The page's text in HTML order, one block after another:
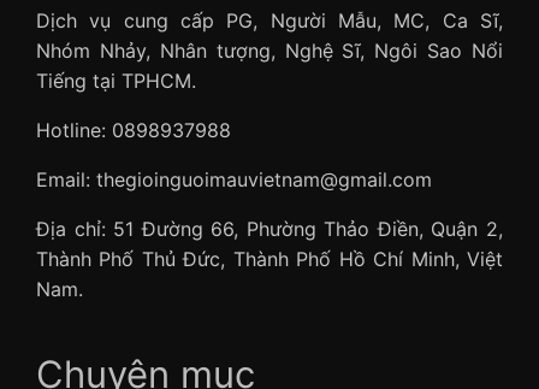
Dịch vụ cung cấp PG, Người Mẫu, MC, Ca Sĩ,
Nhóm Nhảy, Nhân tượng, Nghệ Sĩ, Ngôi Sao Nổi
Tiếng tại TPHCM.
Hotline: 0898937988
Email: thegioinguoimauvietnam@gmail.com
Địa chỉ: 51 Đường 66, Phường Thảo Điền, Quận 2,
Thành Phố Thủ Đức, Thành Phố Hồ Chí Minh, Việt
Nam.
Chuyên mục